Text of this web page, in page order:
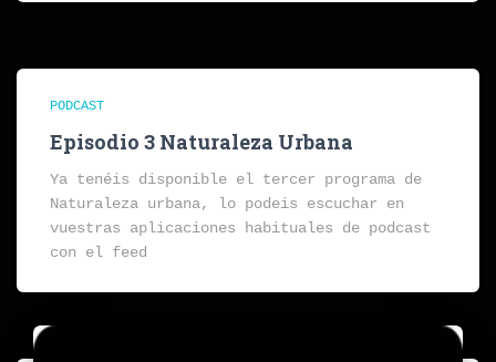
PODCAST
Episodio 3 Naturaleza Urbana
Ya tenéis disponible el tercer programa de
Naturaleza urbana, lo podeis escuchar en
vuestras aplicaciones habituales de podcast
con el feed